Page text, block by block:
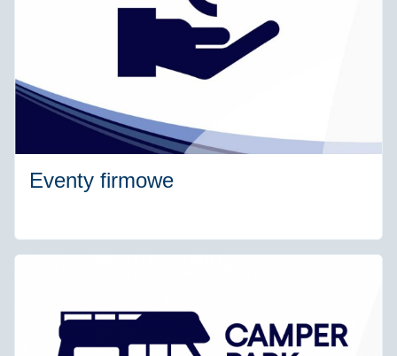
Eventy firmowe